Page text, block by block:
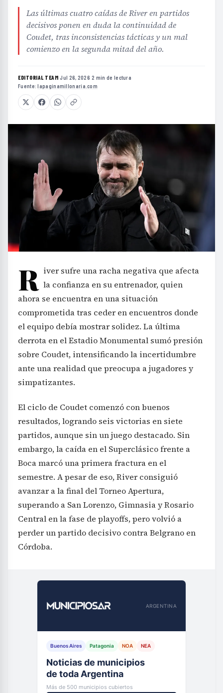
Las últimas cuatro caídas de River en partidos
decisivos ponen en duda la continuidad de
Coudet, tras inconsistencias tácticas y un mal
comienzo en la segunda mitad del año.
EDITORIAL TEAM·Jul 26, 2026·2 min de lectura·
Fuente:lapaginamillonaria.com
R iver sufre una racha negativa que afecta
la confianza en su entrenador, quien
ahora se encuentra en una situación
comprometida tras ceder en encuentros donde
el equipo debía mostrar solidez. La última
derrota en el Estadio Monumental sumó presión
sobre Coudet, intensificando la incertidumbre
ante una realidad que preocupa a jugadores y
simpatizantes.
El ciclo de Coudet comenzó con buenos
resultados, logrando seis victorias en siete
partidos, aunque sin un juego destacado. Sin
embargo, la caída en el Superclásico frente a
Boca marcó una primera fractura en el
semestre. A pesar de eso, River consiguió
avanzar a la final del Torneo Apertura,
superando a San Lorenzo, Gimnasia y Rosario
Central en la fase de playoffs, pero volvió a
perder un partido decisivo contra Belgrano en
Córdoba.
ARGENTINA
Buenos Aires Patagonia NOA NEA
Noticias de municipios
de toda Argentina
Más de 500 municipios cubiertos